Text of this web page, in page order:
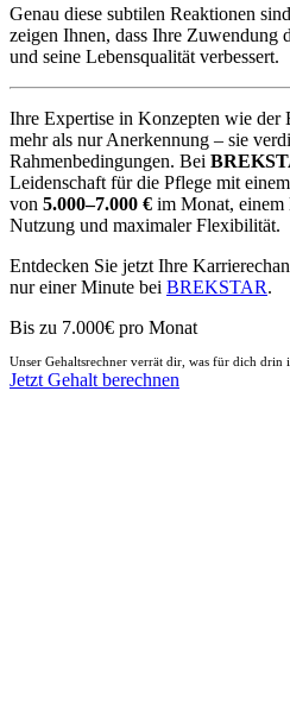
Genau diese subtilen Reaktionen
zeigen Ihnen, dass Ihre Zuwendung
und seine Lebensqualität verbessert.
Ihre Expertise in Konzepten wie der
mehr als nur Anerkennung – sie
Rahmenbedingungen. Bei
Leidenschaft für die Pflege mit
von 5.000–7.000 € im Monat, einem
Nutzung und maximaler Flexibilität.
Entdecken Sie jetzt Ihre
nur einer Minute bei BREKSTAR.
Bis zu 7.000€ pro Monat
Unser Gehaltsrechner verrät dir, was für dich drin
Jetzt Gehalt berechnen